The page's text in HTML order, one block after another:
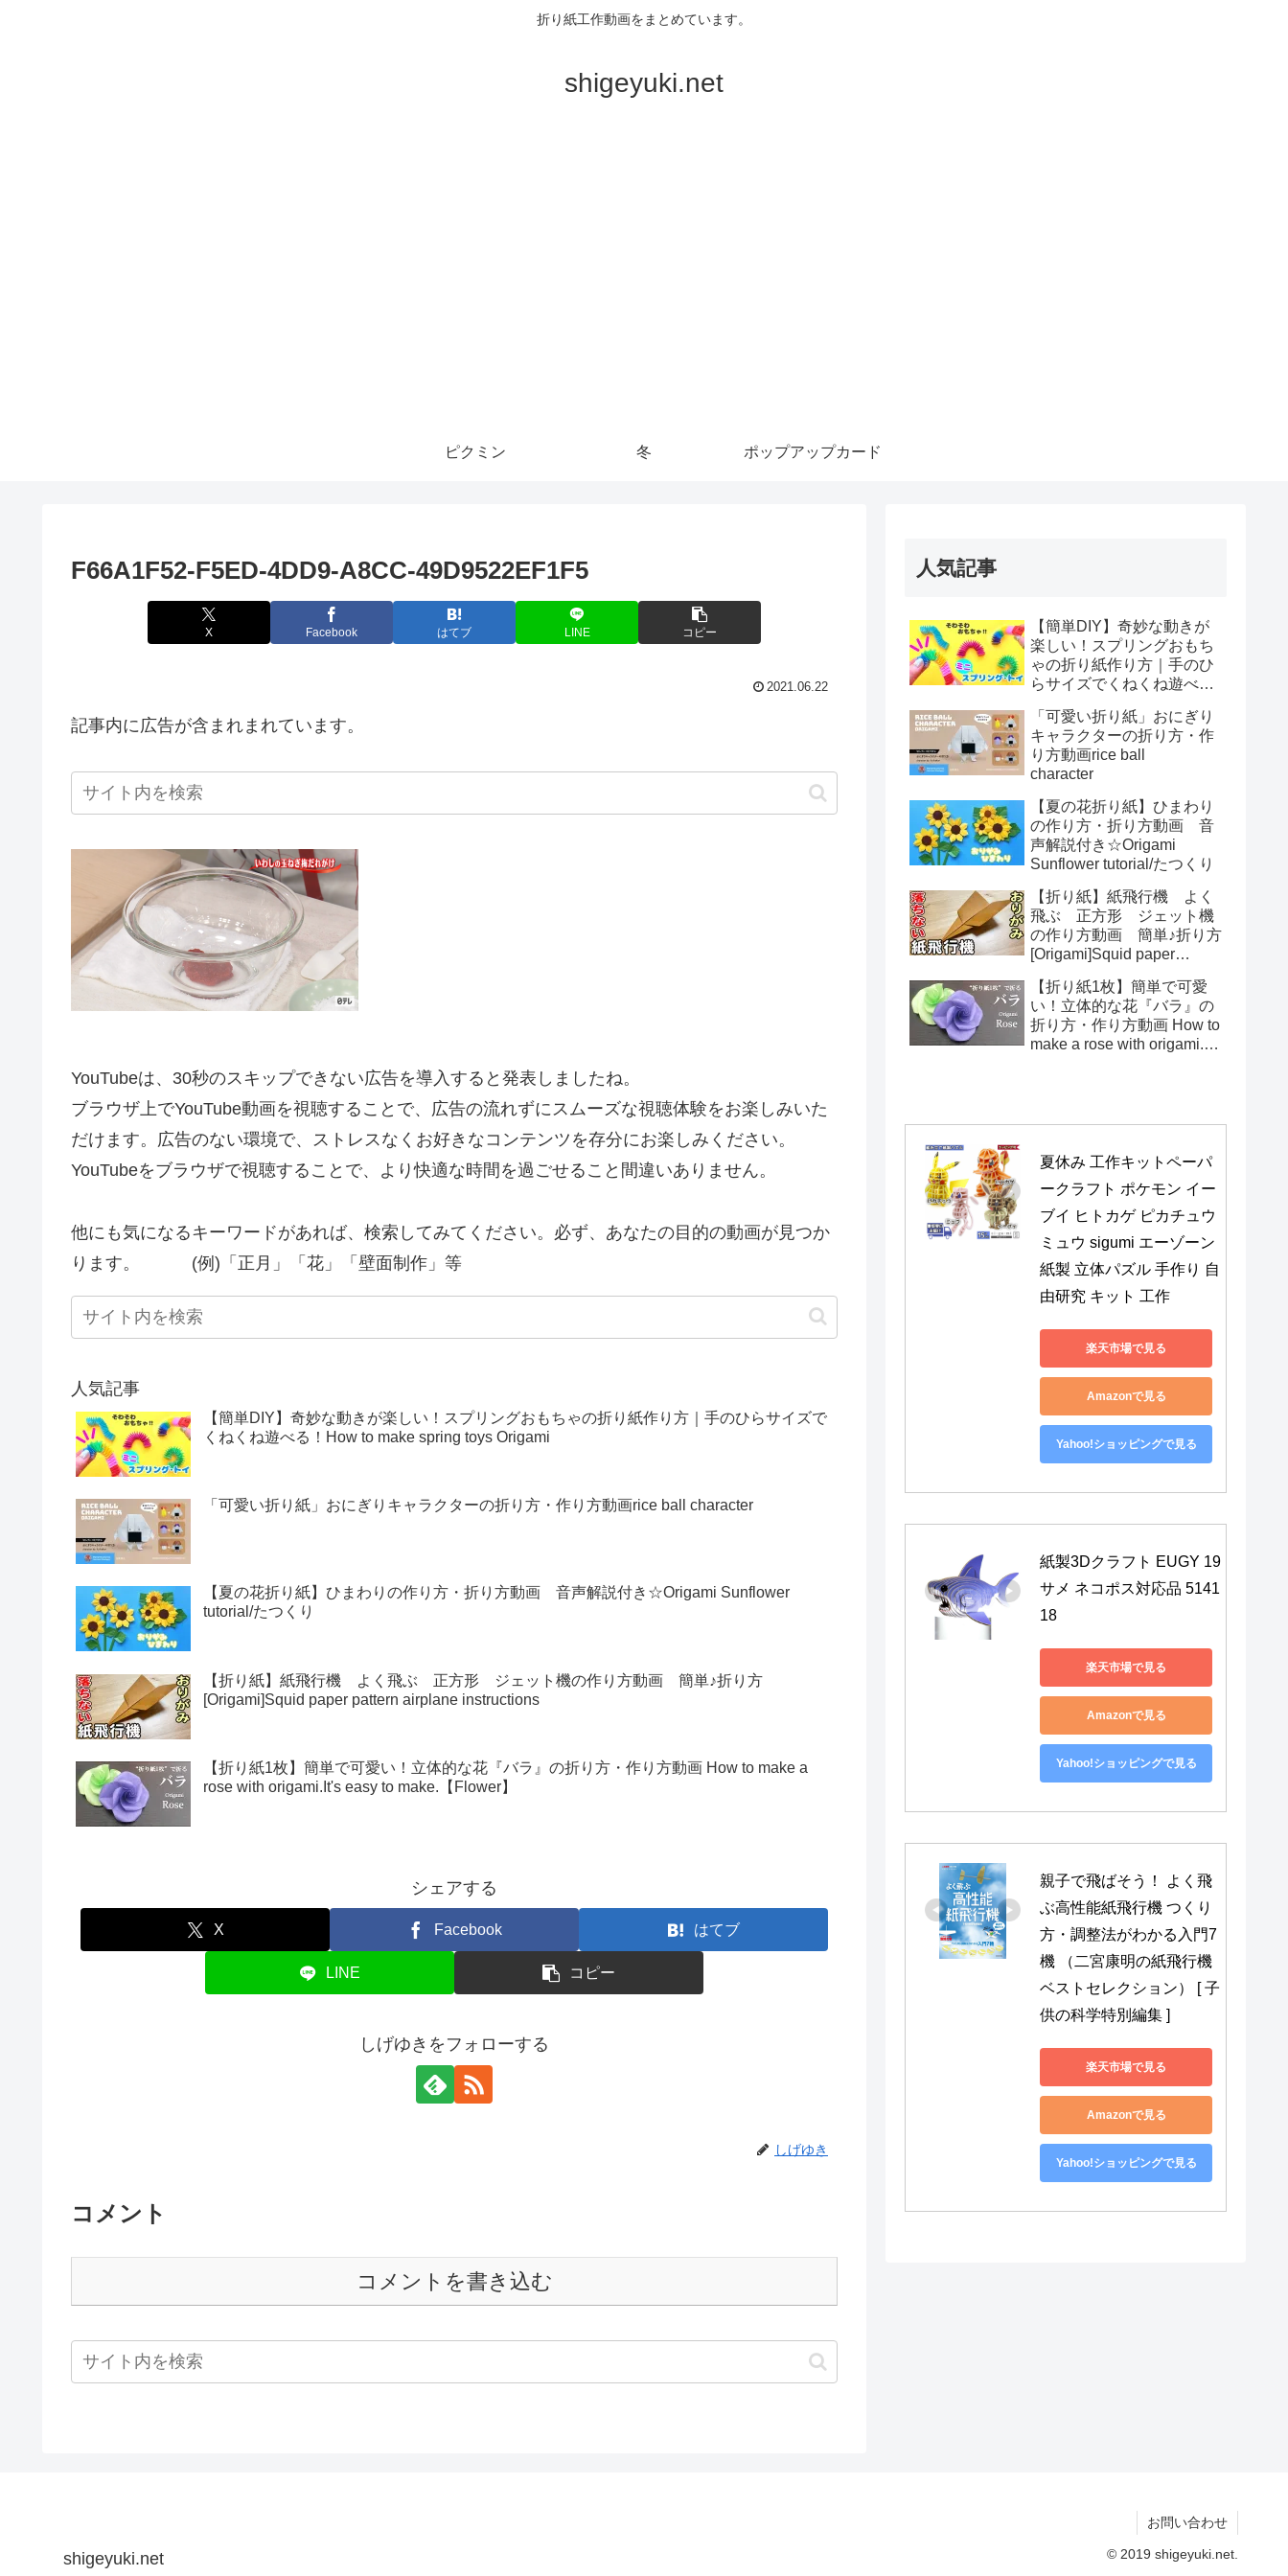
折り紙工作動画をまとめています。
shigeyuki.net
ピクミン 冬 ポップアップカード
F66A1F52-F5ED-4DD9-A8CC-49D9522EF1F5
X Facebook はてブ LINE コピー
2021.06.22
記事内に広告が含まれまれています。
YouTubeは、30秒のスキップできない広告を導入すると発表しましたね。
ブラウザ上でYouTube動画を視聴することで、広告の流れずにスムーズな視聴体験をお楽しみいた
だけます。広告のない環境で、ストレスなくお好きなコンテンツを存分にお楽しみください。
YouTubeをブラウザで視聴することで、より快適な時間を過ごせること間違いありません。
他にも気になるキーワードがあれば、検索してみてください。必ず、あなたの目的の動画が見つか
ります。 (例)「正月」「花」「壁面制作」等
人気記事
【簡単DIY】奇妙な動きが楽しい！スプリングおもちゃの折り紙作り方｜手のひらサイズで
くねくね遊べる！How to make spring toys Origami
「可愛い折り紙」おにぎりキャラクターの折り方・作り方動画rice ball character
【夏の花折り紙】ひまわりの作り方・折り方動画 音声解説付き☆Origami Sunflower
tutorial/たつくり
【折り紙】紙飛行機 よく飛ぶ 正方形 ジェット機の作り方動画 簡単♪折り方
[Origami]Squid paper pattern airplane instructions
【折り紙1枚】簡単で可愛い！立体的な花『バラ』の折り方・作り方動画 How to make a
rose with origami.It's easy to make.【Flower】
シェアする
X Facebook はてブ
LINE コピー
しげゆきをフォローする
しげゆき
コメント
コメントを書き込む
人気記事
【簡単DIY】奇妙な動きが
楽しい！スプリングおもち
ゃの折り紙作り方｜手のひ
らサイズでくねくね遊べ
toys Origami
「可愛い折り紙」おにぎり
キャラクターの折り方・作
り方動画rice ball
character
【夏の花折り紙】ひまわり
の作り方・折り方動画 音
声解説付き☆Origami
Sunflower tutorial/たつくり
【折り紙】紙飛行機 よく
飛ぶ 正方形 ジェット機
の作り方動画 簡単♪折り方
[Origami]Squid paper
【折り紙1枚】簡単で可愛
い！立体的な花『バラ』の
折り方・作り方動画 How to
make a rose with origami.It's
夏休み 工作キットペーパ
ークラフト ポケモン イー
ブイ ヒトカゲ ピカチュウ
ミュウ sigumi エーゾーン
紙製 立体パズル 手作り 自
由研究 キット 工作
楽天市場で見る
Amazonで見る
Yahoo!ショッピングで見る
紙製3Dクラフト EUGY 19
サメ ネコポス対応品 5141
18
楽天市場で見る
Amazonで見る
Yahoo!ショッピングで見る
親子で飛ばそう！ よく飛
ぶ高性能紙飛行機 つくり
方・調整法がわかる入門7
機 （二宮康明の紙飛行機
ベストセレクション） [ 子
供の科学特別編集 ]
楽天市場で見る
Amazonで見る
Yahoo!ショッピングで見る
shigeyuki.net
お問い合わせ
© 2019 shigeyuki.net.